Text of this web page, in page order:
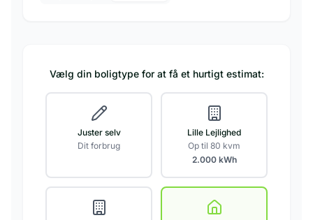
Vælg din boligtype for at få et hurtigt estimat:
Juster selv
Dit forbrug
Lille Lejlighed
Op til 80 kvm
2.000kWh